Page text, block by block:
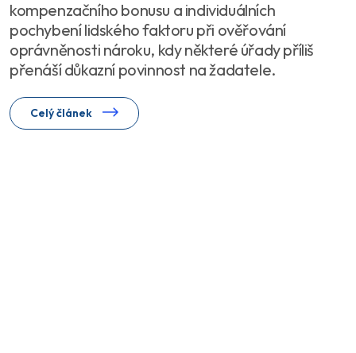
kompenzačního bonusu a individuálních
pochybení lidského faktoru při ověřování
oprávněnosti nároku, kdy některé úřady příliš
přenáší důkazní povinnost na žadatele.
Celý článek